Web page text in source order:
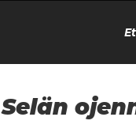
Selän